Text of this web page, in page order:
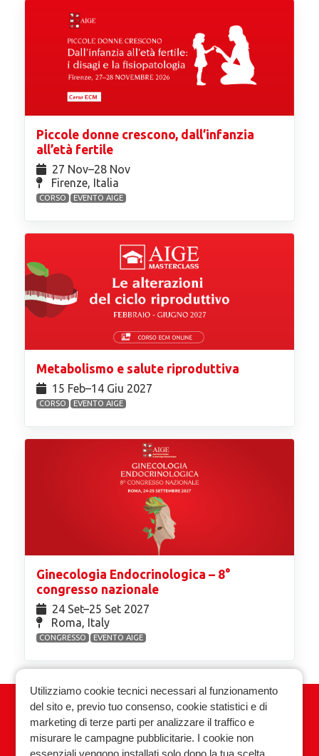
Piccole donne crescono, dall’infanzia
all’età fertile
27 Nov⁠–28 Nov
Firenze, Italia
CORSO EVENTO AIGE
Metabolismo e salute riproduttiva
15 Feb⁠–14 Giu 2027
CORSO EVENTO AIGE
Ginecologia Endocrinologica – 8°
congresso nazionale
24 Set⁠–25 Set 2027
Roma, Italy
CONGRESSO EVENTO AIGE
Associazione Italiana Ginecologia
Endocrinologica
Utilizziamo cookie tecnici necessari al funzionamento
del sito e, previo tuo consenso, cookie statistici e di
marketing di terze parti per analizzare il traffico e
misurare le campagne pubblicitarie. I cookie non
essenziali vengono installati solo dopo la tua scelta.